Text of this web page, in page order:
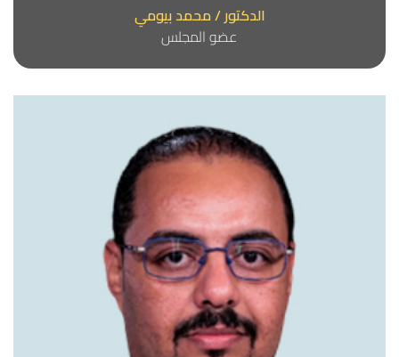
الدكتور / محمد بيومي
عضو المجلس